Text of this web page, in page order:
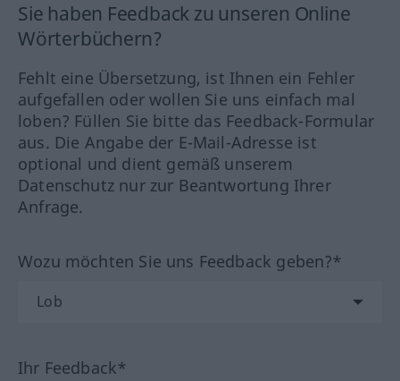
Sie haben Feedback zu unseren Online
Wörterbüchern?
Fehlt eine Übersetzung, ist Ihnen ein Fehler
aufgefallen oder wollen Sie uns einfach mal
loben? Füllen Sie bitte das Feedback-Formular
aus. Die Angabe der E-Mail-Adresse ist
optional und dient gemäß unserem
Datenschutz nur zur Beantwortung Ihrer
Anfrage.
Wozu möchten Sie uns Feedback geben?*
Ihr Feedback*